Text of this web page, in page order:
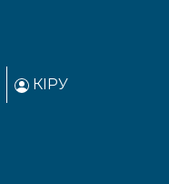
КІРУ